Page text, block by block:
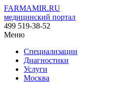
FARMAMIR.RU
медицинский портал
499 519-38-52
Меню
Специализации
Диагностики
Услуги
Москва